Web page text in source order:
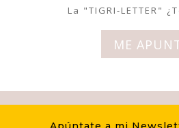
La "TIGRI-LETTER"
ME
© Tigriteando 2020 |